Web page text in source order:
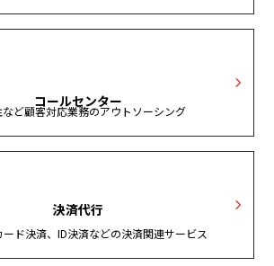
コールセンター
など顧客対応業務のアウトソーシング
決済代行
ド決済、ID決済などの決済関連サービス